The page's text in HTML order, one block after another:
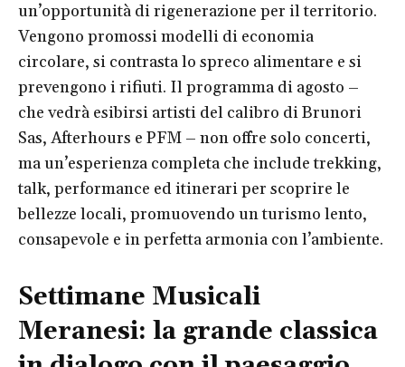
un’opportunità di rigenerazione per il territorio.
Vengono promossi modelli di economia
circolare, si contrasta lo spreco alimentare e si
prevengono i rifiuti. Il programma di agosto –
che vedrà esibirsi artisti del calibro di Brunori
Sas, Afterhours e PFM – non offre solo concerti,
ma un’esperienza completa che include trekking,
talk, performance ed itinerari per scoprire le
bellezze locali, promuovendo un turismo lento,
consapevole e in perfetta armonia con l’ambiente.
Settimane Musicali
Meranesi: la grande classica